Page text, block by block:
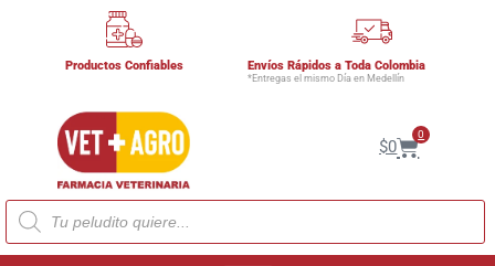
Productos Confiables Envíos Rápidos a Toda Colombia
*Entregas el mismo Día en Medellín
$0
0